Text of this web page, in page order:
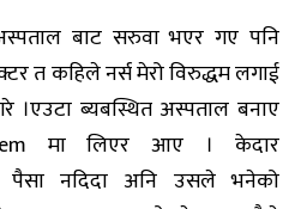
बाट सरुवा भएर गए पनि
त कहिले नर्स मेरो विरुद्धम लगाई
।एउटा ब्यबस्थित अस्पताल बनाए
मा लिएर आए । केदार
पैसा नदिदा अनि उसले भनेको